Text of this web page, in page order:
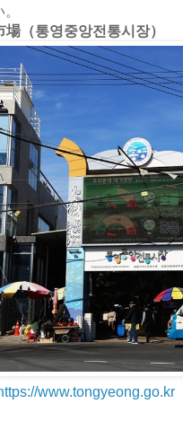
（통영중앙전통시장）
www.tongyeong.go.kr